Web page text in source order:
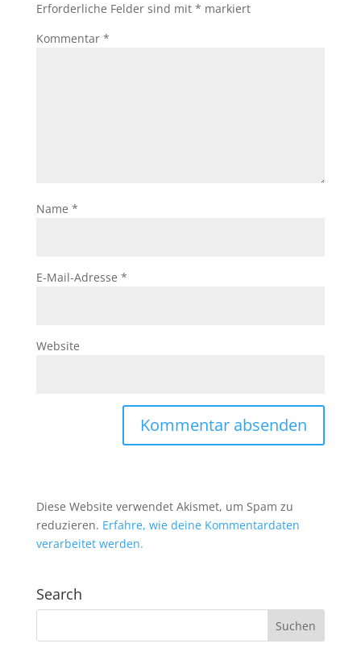
Erforderliche Felder sind mit * markiert
Kommentar *
Name *
E-Mail-Adresse *
Website
Diese Website verwendet Akismet, um Spam zu
reduzieren. Erfahre, wie deine Kommentardaten
verarbeitet werden.
Search